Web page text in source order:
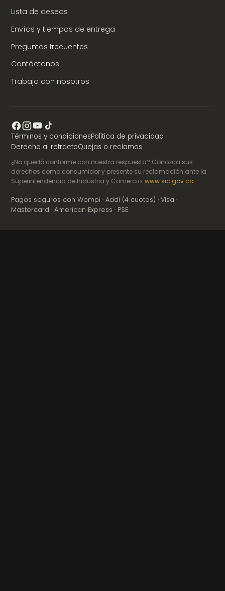
Lista de deseos
Envíos y tiempos de entrega
Preguntas frecuentes
Contáctanos
Trabaja con nosotros
Términos y condicionesPolítica de privacidad
Derecho al retractoQuejas o reclamos
¿No quedó conforme con nuestra respuesta? Conozca sus
derechos como consumidor y presente su reclamación ante la
Superintendencia de Industria y Comercio: www.sic.gov.co
Pagos seguros con Wompi · Addi (4 cuotas) · Visa ·
Mastercard · American Express · PSE